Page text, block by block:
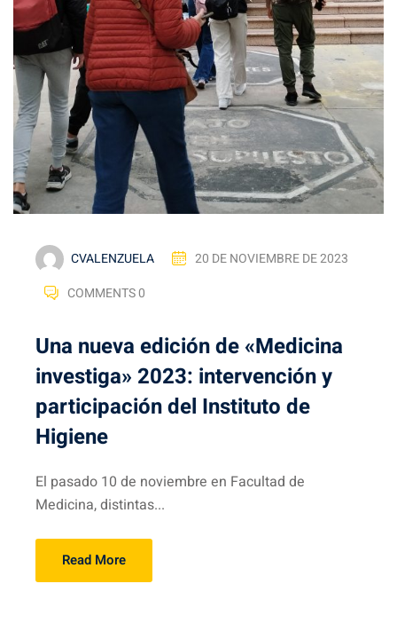
CVALENZUELA
20 DE NOVIEMBRE DE 2023
COMMENTS 0
Una nueva edición de «Medicina
investiga» 2023: intervención y
participación del Instituto de
Higiene
El pasado 10 de noviembre en Facultad de
Medicina, distintas...
Read More